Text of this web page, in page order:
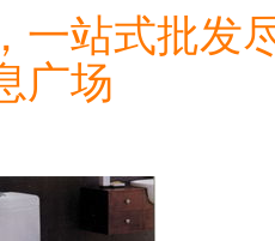
一站式批发
广场